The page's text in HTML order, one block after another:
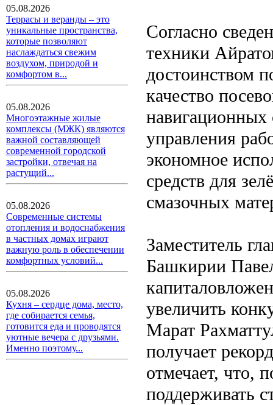
05.08.2026
Террасы и веранды – это
уникальные пространства,
которые позволяют
наслаждаться свежим
воздухом, природой и
комфортом в...
05.08.2026
Многоэтажные жилые
комплексы (МЖК) являются
важной составляющей
современной городской
застройки, отвечая на
растущий...
05.08.2026
Современные системы
отопления и водоснабжения
в частных домах играют
важную роль в обеспечении
комфортных условий...
05.08.2026
Кухня – сердце дома, место,
где собирается семья,
готовится еда и проводятся
уютные вечера с друзьями.
Именно поэтому...
Согласно
техники
достоинством
качество
навигационных
управления
экономное
средств для
смазочных
Заместитель
Башкирии
увеличить
Марат
получает
отмечает, что,
поддерживать